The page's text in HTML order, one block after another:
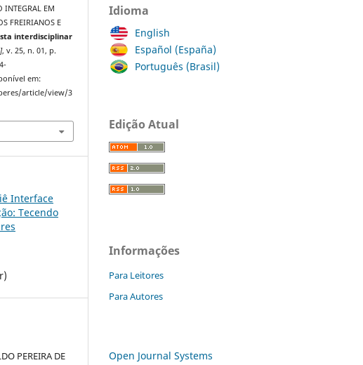
INTEGRAL EM
FREIRIANOS E
interdisciplinar
, v. 25, n. 01, p.
em:
article/view/3
Interface
Tecendo
PEREIRA DE
Idioma
English
Español (España)
Português (Brasil)
Edição Atual
Informações
Para Leitores
Para Autores
Open Journal Systems